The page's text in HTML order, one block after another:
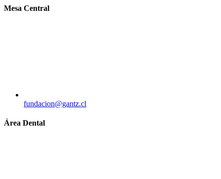
Mesa Central
fundacion@gantz.cl
Área Dental